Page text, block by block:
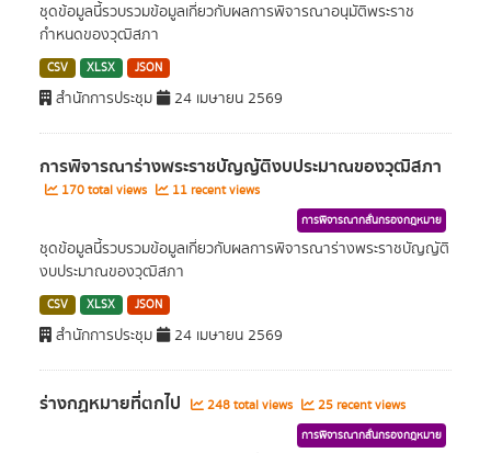
ชุดข้อมูลนี้รวบรวมข้อมูลเกี่ยวกับผลการพิจารณาอนุมัติพระราช
กำหนดของวุฒิสภา
CSV XLSX JSON
สำนักการประชุม 24 เมษายน 2569
การพิจารณาร่างพระราชบัญญัติงบประมาณของวุฒิสภา
170 total views 11 recent views
การพิจารณากลั่นกรองกฎหมาย
ชุดข้อมูลนี้รวบรวมข้อมูลเกี่ยวกับผลการพิจารณาร่างพระราชบัญญัติ
งบประมาณของวุฒิสภา
CSV XLSX JSON
สำนักการประชุม 24 เมษายน 2569
ร่างกฏหมายที่ตกไป 248 total views 25 recent views
การพิจารณากลั่นกรองกฎหมาย